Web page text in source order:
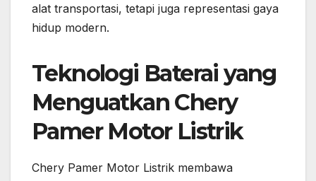
alat transportasi, tetapi juga representasi gaya
hidup modern.
Teknologi Baterai yang
Menguatkan Chery
Pamer Motor Listrik
Chery Pamer Motor Listrik membawa